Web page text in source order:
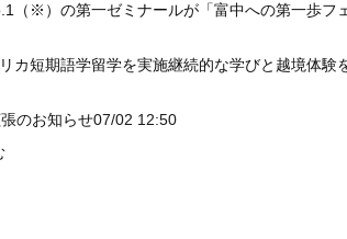
（※）の第一ゼミナールが「富中への第一歩フ
カ短期語学留学を実施継続的な学びと越境体験
のお知らせ07/02 12:50